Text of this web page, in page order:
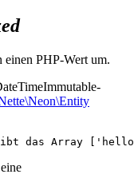
einen PHP-Wert um.